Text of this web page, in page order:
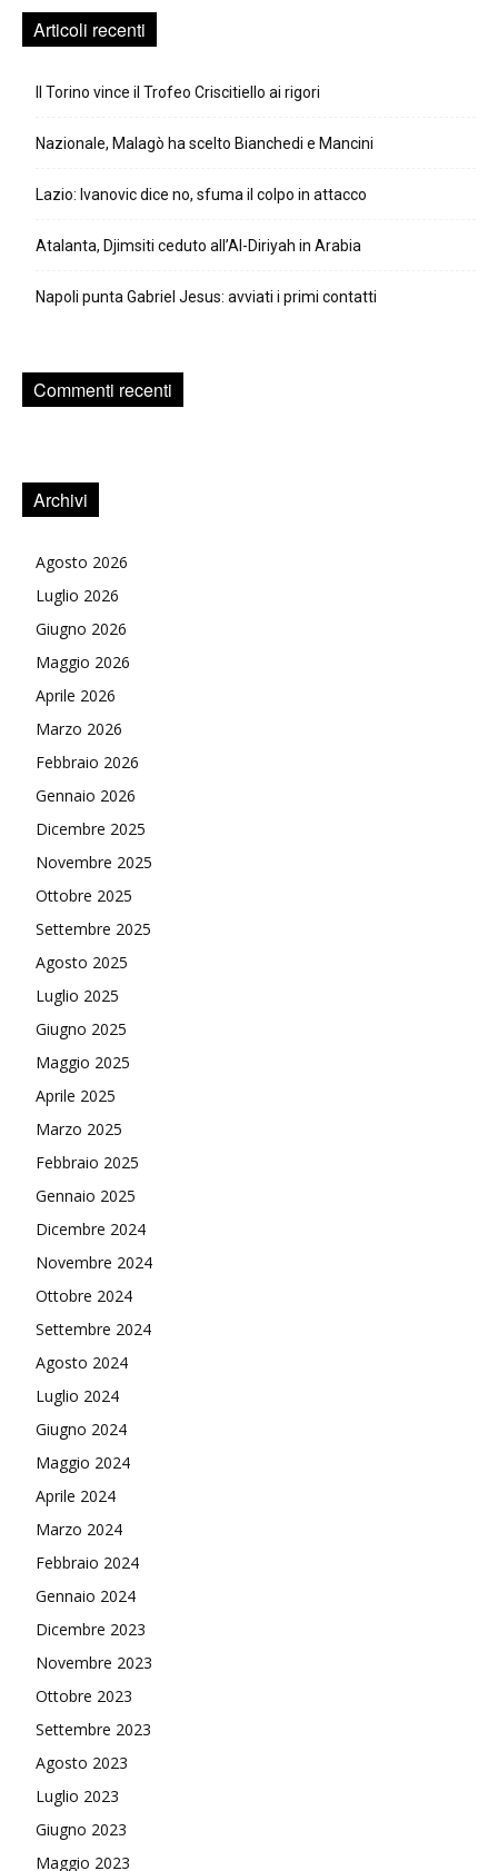
Articoli recenti
Il Torino vince il Trofeo Criscitiello ai rigori
Nazionale, Malagò ha scelto Bianchedi e Mancini
Lazio: Ivanovic dice no, sfuma il colpo in attacco
Atalanta, Djimsiti ceduto all’Al-Diriyah in Arabia
Napoli punta Gabriel Jesus: avviati i primi contatti
Commenti recenti
Archivi
Agosto 2026
Luglio 2026
Giugno 2026
Maggio 2026
Aprile 2026
Marzo 2026
Febbraio 2026
Gennaio 2026
Dicembre 2025
Novembre 2025
Ottobre 2025
Settembre 2025
Agosto 2025
Luglio 2025
Giugno 2025
Maggio 2025
Aprile 2025
Marzo 2025
Febbraio 2025
Gennaio 2025
Dicembre 2024
Novembre 2024
Ottobre 2024
Settembre 2024
Agosto 2024
Luglio 2024
Giugno 2024
Maggio 2024
Aprile 2024
Marzo 2024
Febbraio 2024
Gennaio 2024
Dicembre 2023
Novembre 2023
Ottobre 2023
Settembre 2023
Agosto 2023
Luglio 2023
Giugno 2023
Maggio 2023